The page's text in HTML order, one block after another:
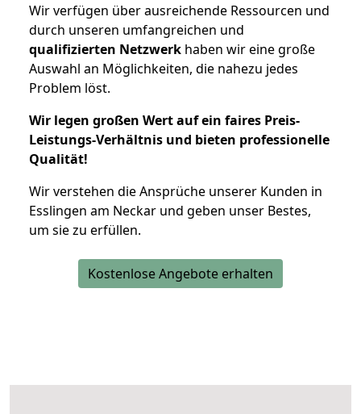
Wir verfügen über ausreichende Ressourcen und
durch unseren umfangreichen und
qualifizierten Netzwerk haben wir eine große
Auswahl an Möglichkeiten, die nahezu jedes
Problem löst.
Wir legen großen Wert auf ein faires Preis-
Leistungs-Verhältnis und bieten professionelle
Qualität!
Wir verstehen die Ansprüche unserer Kunden in
Esslingen am Neckar und geben unser Bestes,
um sie zu erfüllen.
Kostenlose Angebote erhalten